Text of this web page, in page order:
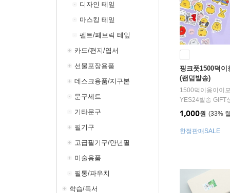
디자인 테잎
마스킹 테잎
펠트/페브릭 테잎
카드/편지/엽서
선물포장용품
데스크용품/지구본
문구세트
기타문구
필기구
고급필기구/만년필
미술용품
필통/파우치
학습/독서
핑크풋1500덕
(랜덤발송)
YES24발송 GIFT
33%
1,000원
한정판매SALE